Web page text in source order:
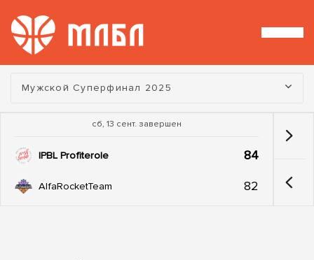
Турнир:
Мужской Суперфинал 2025
сб, 13 сент. завершен
IPBL Profiterole 84
AlfaRocketTeam 82